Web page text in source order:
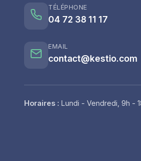
TÉLÉPHONE
04 72 38 11 17
EMAIL
contact@kestio.com
Horaires : Lundi - Vendredi, 9h -